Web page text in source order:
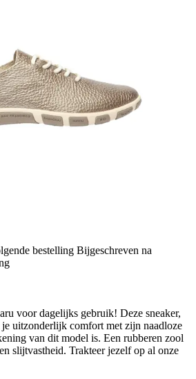
bestelling Bijgeschreven na
voor dagelijks gebruik! Deze sneaker,
uitzonderlijk comfort met zijn naadloze
van dit model is. Een rubberen zool
slijtvastheid. Trakteer jezelf op al onze